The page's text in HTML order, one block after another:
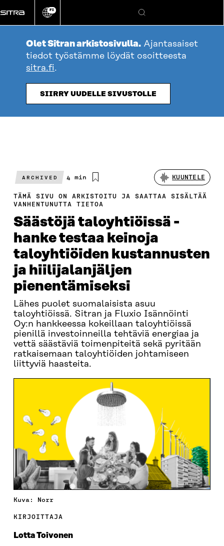
suoraan
sisältöön
Vaihda
kieli
FI
Hae
Olet Sitran arkistosivulla. Ajantasaiset
tiedot työstämme löydät osoitteesta
sitra.fi.
SIIRRY UUDELLE SIVUSTOLLE
ARCHIVED
Arvioitu
4 min KUUNTELE
TÄMÄ SIVU ON ARKISTOITU JA SAATTAA SISÄLTÄÄ
VANHENTUNUTTA TIETOA
Säästöjä taloyhtiöissä -
hanke testaa keinoja
taloyhtiöiden kustannusten
ja hiilijalanjäljen
pienentämiseksi
Lähes puolet suomalaisista asuu
taloyhtiöissä. Sitran ja Fluxio Isännöinti
Oy:n hankkeessa kokeillaan taloyhtiöissä
pienillä investoinneilla tehtäviä energiaa ja
vettä säästäviä toimenpiteitä sekä pyritään
ratkaisemaan taloyhtiöiden johtamiseen
liittyviä haasteita.
Kuva: Norr
KIRJOITTAJA
Lotta Toivonen